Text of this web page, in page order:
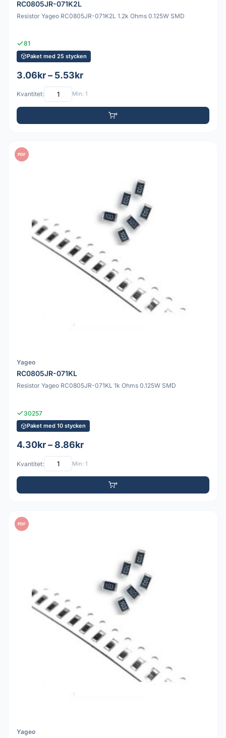
RC0805JR-071K2L
Resistor Yageo RC0805JR-071K2L 1.2k Ohms 0.125W SMD
81
Paket med 25 stycken
3.06kr – 5.53kr
Kvantitet: Min: 1
PDF
Yageo
RC0805JR-071KL
Resistor Yageo RC0805JR-071KL 1k Ohms 0.125W SMD
30257
Paket med 10 stycken
4.30kr – 8.86kr
Kvantitet: Min: 1
PDF
Yageo